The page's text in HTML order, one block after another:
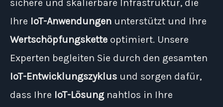
sichere und skalierbare Infrastruktur, die
Ihre IoT-Anwendungen unterstützt und Ihre
Wertschöpfungskette optimiert. Unsere
Experten begleiten Sie durch den gesamten
IoT-Entwicklungszyklus und sorgen dafür,
dass Ihre IoT-Lösungnahtlos in Ihre